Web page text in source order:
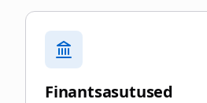
Finantsasutused